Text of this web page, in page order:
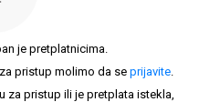
je pretplatnicima.
pristup molimo da se prijavite.
za pristup ili je pretplata istekla,